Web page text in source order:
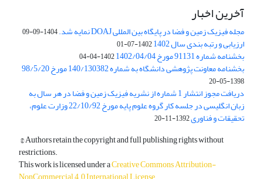
آخرین اخبار
مجله فیزیک زمین و فضا در پایگاه بین المللی DOAJ نمایه شد. 1404-09-09
ارزیابی و رتبه بندی سال 1402 1402-07-01
بخشنامه شماره 91131 مورخ 1402/04/04 1402-04-04
بخشنامه معاونت پژوهشی دانشگاه به شماره 140/130382 مورخ 98/5/20
1398-05-20
دریافت مجوز انتشار 1 شماره از نشریه فیزیک زمین و فضا در هر سال به
زبان انگلیسی در جلسه کار گروه علوم پایه مورخ 22/10/92 وزارت علوم،
تحقیقات و فناوری1392-11-20
© Authors retain the copyright and full publishing rights without
restrictions.
This work is licensed under aCreative Commons Attribution-